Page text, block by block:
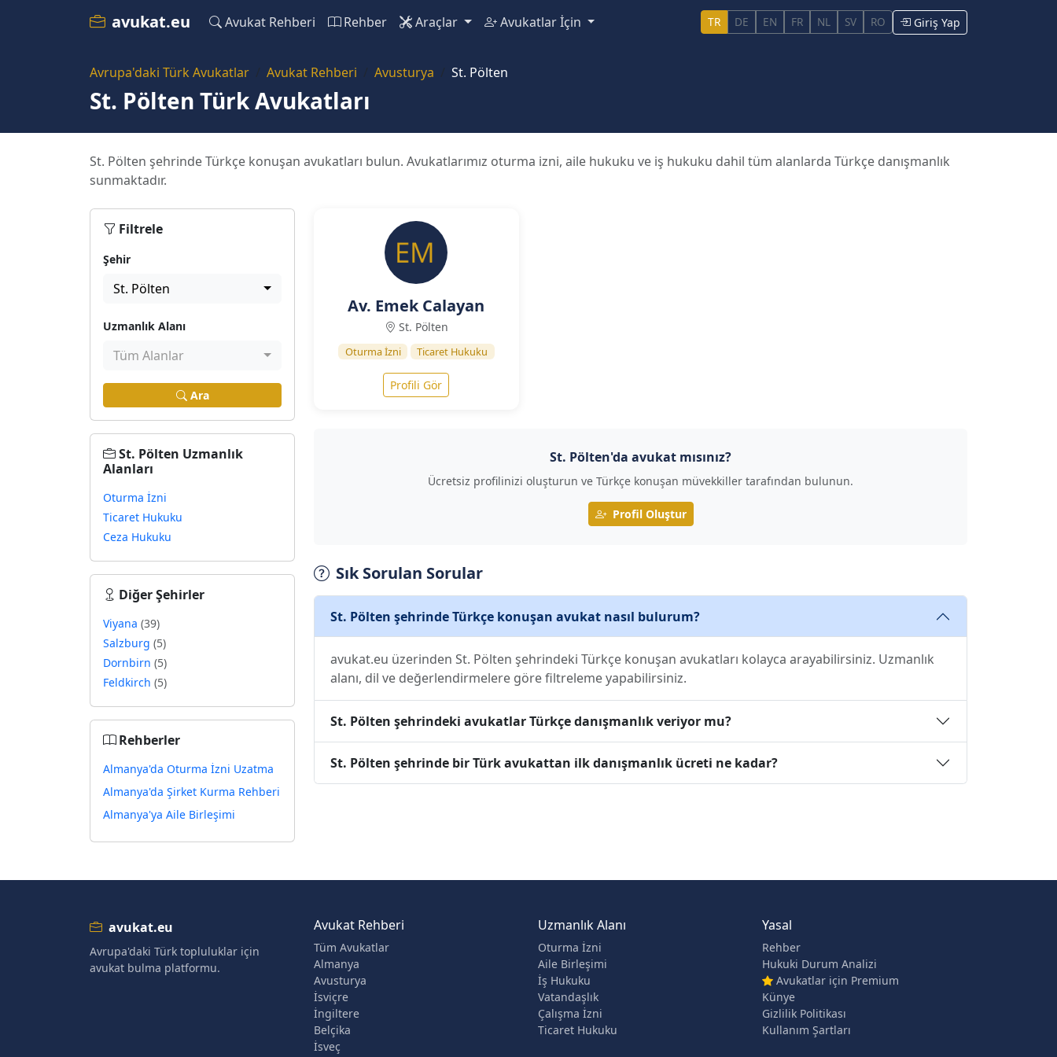
avukat.eu Avukat Rehberi Rehber Araçlar Avukatlar İçin TR DE EN FR NL SV RO Giriş Yap
Avrupa'daki Türk Avukatlar Avukat Rehberi Avusturya St. Pölten
St. Pölten Türk Avukatları
St. Pölten şehrinde Türkçe konuşan avukatları bulun. Avukatlarımız oturma izni, aile hukuku ve iş hukuku dahil tüm alanlarda Türkçe danışmanlık
sunmaktadır.
Filtrele
Şehir
St. Pölten
Uzmanlık Alanı
Tüm Alanlar
Ara
St. Pölten Uzmanlık
Alanları
Oturma İzni
Ticaret Hukuku
Ceza Hukuku
Diğer Şehirler
Viyana (39)
Salzburg (5)
Dornbirn (5)
Feldkirch (5)
Rehberler
Almanya'da Oturma İzni Uzatma
Almanya'da Şirket Kurma Rehberi
Almanya'ya Aile Birleşimi
Av. Emek Calayan
St. Pölten
Oturma İzni Ticaret Hukuku
Profili Gör
St. Pölten'da avukat mısınız?
Ücretsiz profilinizi oluşturun ve Türkçe konuşan müvekkiller tarafından bulunun.
Profil Oluştur
Sık Sorulan Sorular
St. Pölten şehrinde Türkçe konuşan avukat nasıl bulurum?
avukat.eu üzerinden St. Pölten şehrindeki Türkçe konuşan avukatları kolayca arayabilirsiniz. Uzmanlık
alanı, dil ve değerlendirmelere göre filtreleme yapabilirsiniz.
St. Pölten şehrindeki avukatlar Türkçe danışmanlık veriyor mu?
St. Pölten şehrinde bir Türk avukattan ilk danışmanlık ücreti ne kadar?
avukat.eu
Avrupa'daki Türk topluluklar için
avukat bulma platformu.
Avukat Rehberi
Tüm Avukatlar
Almanya
Avusturya
İsviçre
İngiltere
Belçika
İsveç
Uzmanlık Alanı
Oturma İzni
Aile Birleşimi
İş Hukuku
Vatandaşlık
Çalışma İzni
Ticaret Hukuku
Yasal
Rehber
Hukuki Durum Analizi
Avukatlar için Premium
Künye
Gizlilik Politikası
Kullanım Şartları